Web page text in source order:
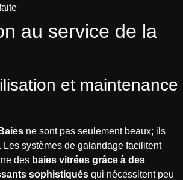
au service de la
et maintenance
ne sont pas seulement beaux; ils
Les systèmes de galandage facilitent
des baies vitrées grâce à des
sophistiqués qui nécessitent peu